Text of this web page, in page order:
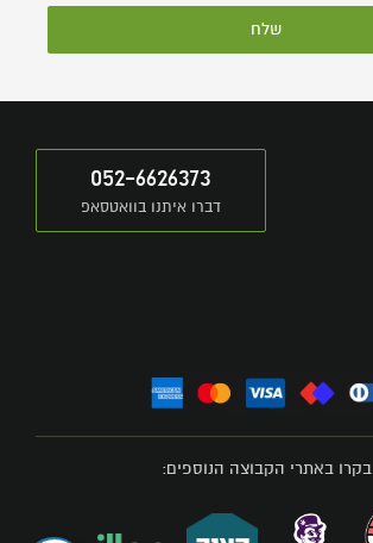
שלח
052-6626373
דברו איתנו בוואטסאפ
בקרו באתרי הקבוצה הנוספים: